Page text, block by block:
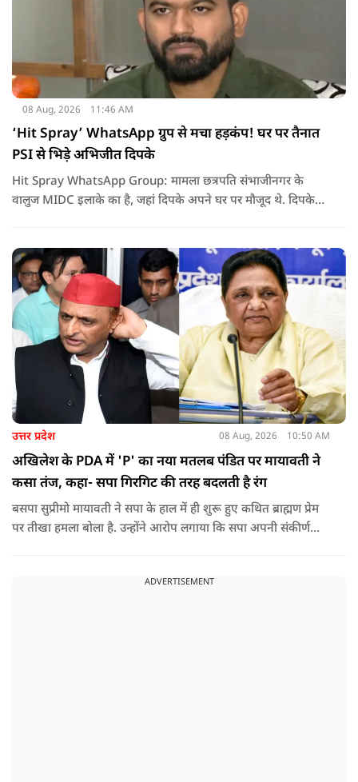
08 Aug, 2026 11:46 AM
‘Hit Spray’ WhatsApp ग्रुप से मचा हड़कंप! घर पर तैनात
PSI से भिड़े अभिजीत दिपके
Hit Spray WhatsApp Group: मामला छत्रपति संभाजीनगर के
वालुज MIDC इलाके का है, जहां दिपके अपने घर पर मौजूद थे. दिपके
को लेकर दिपके की पुलिस अधिकारी से तीखी बहस हो गई.
उत्तर प्रदेश 08 Aug, 2026 10:50 AM
अखिलेश के PDA में 'P' का नया मतलब पंडित पर मायावती ने
कसा तंज, कहा- सपा गिरगिट की तरह बदलती है रंग
बसपा सुप्रीमो मायावती ने सपा के हाल में ही शुरू हुए कथित ब्राह्मण प्रेम
पर तीखा हमला बोला है. उन्होंने आरोप लगाया कि सपा अपनी संकीर्ण
ADVERTISEMENT